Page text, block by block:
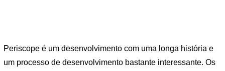
Periscope é um desenvolvimento com uma longa história e
um processo de desenvolvimento bastante interessante. Os